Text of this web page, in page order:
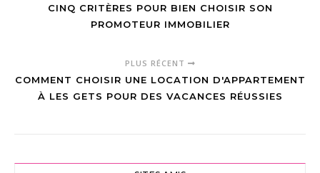
CINQ CRITÈRES POUR BIEN CHOISIR SON
PROMOTEUR IMMOBILIER
PLUS RÉCENT
COMMENT CHOISIR UNE LOCATION D'APPARTEMENT
À LES GETS POUR DES VACANCES RÉUSSIES